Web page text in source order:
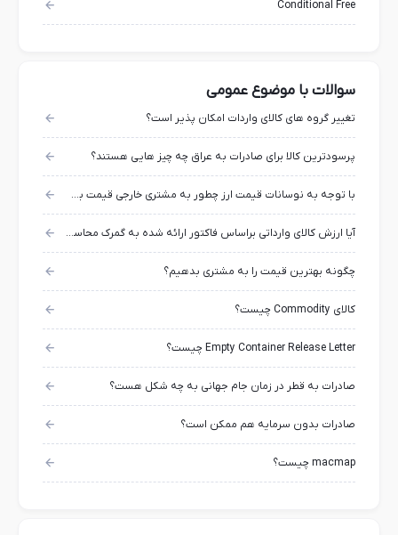
Conditional Free
سوالات با موضوع عمومی
تغییر گروه های کالای واردات امکان پذیر است؟
پرسودترین کالا برای صادرات به عراق چه چیز هایی هستند؟
با توجه به نوسانات قیمت ارز چطور به مشتری خارجی قیمت بدهیم؟
آیا ارزش کالای وارداتی براساس فاکتور ارائه شده به گمرک محاسبه می‌گردد؟
چگونه بهترین قیمت را به مشتری بدهیم؟
کالای Commodity چیست؟
Empty Container Release Letter چیست؟
صادرات به قطر در زمان جام جهانی به چه شکل هست؟
صادرات بدون سرمایه هم ممکن است؟
macmap چیست؟